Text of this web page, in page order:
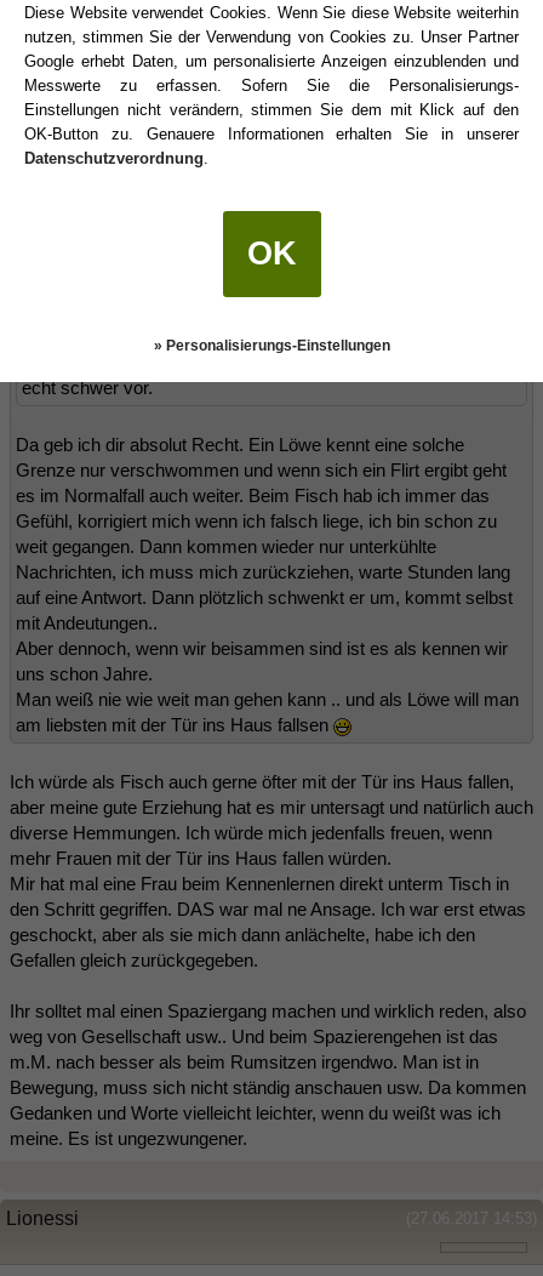
(27.06.2017 14:39)
PiscesGuy83
Lionessi schrieb:
bzw. einen GFisch aus der Reserve zu locken und "unter
echt schwer vor.
Da geb ich dir absolut Recht. Ein Löwe kennt eine solche
Grenze nur verschwommen und wenn sich ein Flirt ergibt geht
es im Normalfall auch weiter. Beim Fisch hab ich immer das
Gefühl, korrigiert mich wenn ich falsch liege, ich bin schon zu
weit gegangen. Dann kommen wieder nur unterkühlte
Nachrichten, ich muss mich zurückziehen, warte Stunden lang
auf eine Antwort. Dann plötzlich schwenkt er um, kommt selbst
mit Andeutungen..
Aber dennoch, wenn wir beisammen sind ist es als kennen wir
uns schon Jahre.
Man weiß nie wie weit man gehen kann .. und als Löwe will man
am liebsten mit der Tür ins Haus fallsen
Ich würde als Fisch auch gerne öfter mit der Tür ins Haus fallen,
aber meine gute Erziehung hat es mir untersagt und natürlich auch
diverse Hemmungen. Ich würde mich jedenfalls freuen, wenn
mehr Frauen mit der Tür ins Haus fallen würden.
Mir hat mal eine Frau beim Kennenlernen direkt unterm Tisch in
den Schritt gegriffen. DAS war mal ne Ansage. Ich war erst etwas
geschockt, aber als sie mich dann anlächelte, habe ich den
Gefallen gleich zurückgegeben.
Ihr solltet mal einen Spaziergang machen und wirklich reden, also
weg von Gesellschaft usw.. Und beim Spazierengehen ist das
m.M. nach besser als beim Rumsitzen irgendwo. Man ist in
Bewegung, muss sich nicht ständig anschauen usw. Da kommen
Gedanken und Worte vielleicht leichter, wenn du weißt was ich
meine. Es ist ungezwungener.
(27.06.2017 14:53)
Lionessi
Diese Website verwendet Cookies. Wenn Sie diese Website weiterhin
nutzen, stimmen Sie der Verwendung von Cookies zu. Unser Partner
Google erhebt Daten, um personalisierte Anzeigen einzublenden und
Messwerte zu erfassen. Sofern Sie die Personalisierungs-
Einstellungen nicht verändern, stimmen Sie dem mit Klick auf den
OK-Button zu. Genauere Informationen erhalten Sie in unserer
Datenschutzverordnung
OK
» Personalisierungs-Einstellungen